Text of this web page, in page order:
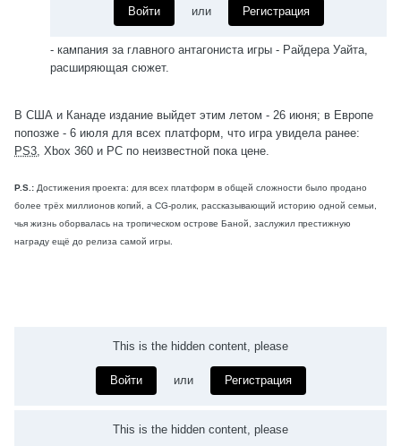
Войти или Регистрация
- кампания за главного антагониста игры - Райдера Уайта,
расширяющая сюжет.
В США и Канаде издание выйдет этим летом - 26 июня; в Европе
попозже - 6 июля для всех платформ, что игра увидела ранее:
PS3 , Xbox 360 и PC по неизвестной пока цене.
P.S.: Достижения проекта: для всех платформ в общей сложности было продано
более трёх миллионов копий, а CG-ролик, рассказывающий историю одной семьи,
чья жизнь оборвалась на тропическом острове Баной, заслужил престижную
награду ещё до релиза самой игры.
This is the hidden content, please
Войти или Регистрация
This is the hidden content, please